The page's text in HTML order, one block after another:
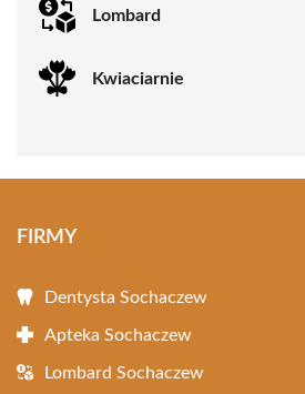
Lombard
Kwiaciarnie
FIRMY
Dentysta Sochaczew
Apteka Sochaczew
Lombard Sochaczew